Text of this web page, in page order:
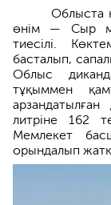
Облыста
өнім — Сыр
тиесілі.​
басталып,
Облыс
тұқыммен
литріне 162
Мемлекет
орындалып